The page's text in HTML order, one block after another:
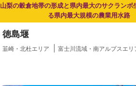
山梨の穀倉地帯の形成と県内最大のサクランボ
る県内最大規模の農業用水路
徳島堰
韮崎・北杜エリア 富士川流域・南アルプスエリ